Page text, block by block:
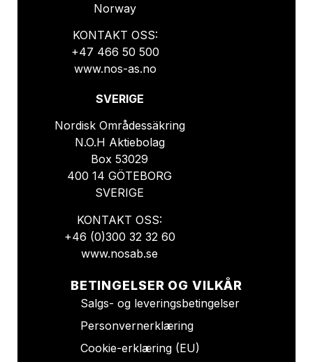
Norway
KONTAKT OSS:
+47 466 50 500
www.nos-as.no
SVERIGE
Nordisk Områdessäkring
N.O.H Aktiebolag
Box 53029
400 14 GÖTEBORG
SVERIGE
KONTAKT OSS:
+46 (0)300 32 32 60
www.nosab.se
BETINGELSER OG VILKÅR
Salgs- og leveringsbetingelser
Personvernerklæring
Cookie-erklæring (EU)